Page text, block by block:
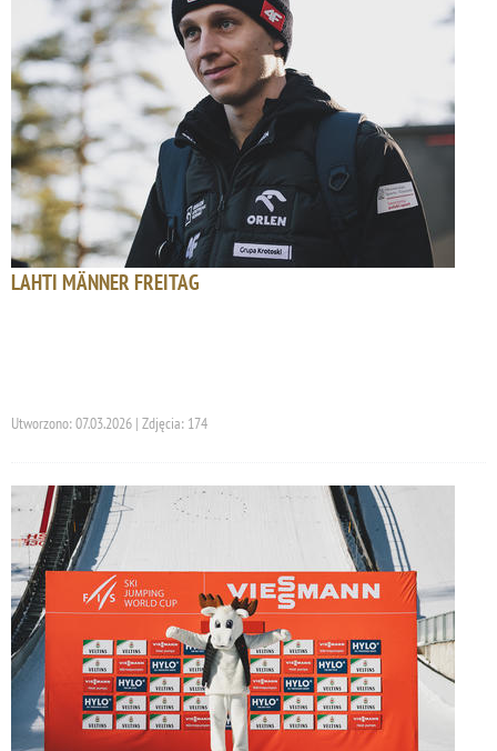
LAHTI MÄNNER FREITAG
Utworzono: 07.03.2026 | Zdjęcia: 174